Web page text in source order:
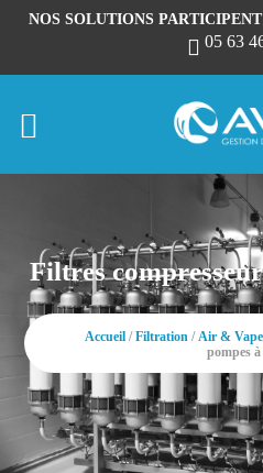
NOS SOLUTIONS
05 63
Filtres
Accueil/Filtration/Air &
pompes